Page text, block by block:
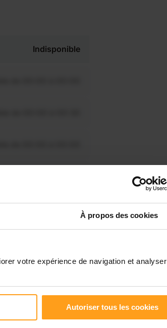
À propos des cookies
votre expérience de navigation et analyser
Autoriser tous les cookies
Indisponible